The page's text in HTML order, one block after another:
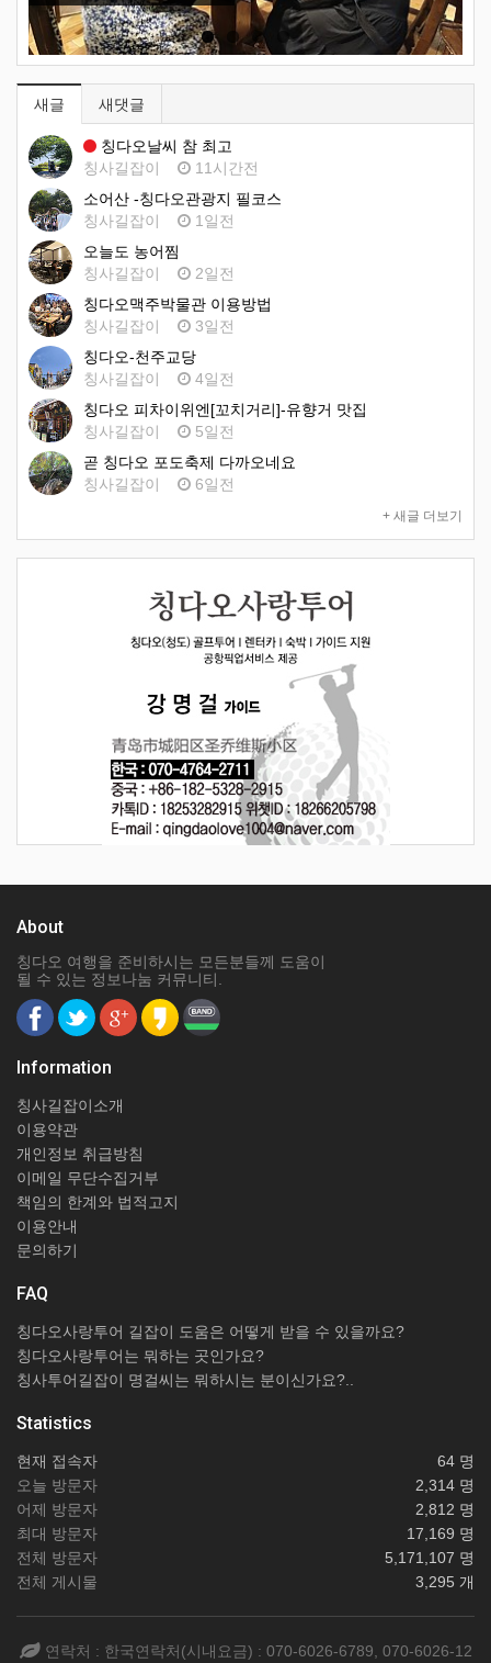
새글 새댓글
칭다오날씨 참 최고
칭사길잡이
11시간전
소어산 -칭다오관광지 필코스
칭사길잡이
1일전
오늘도 농어찜
칭사길잡이
2일전
칭다오맥주박물관 이용방법
칭사길잡이
3일전
칭다오-천주교당
칭사길잡이
4일전
칭다오 피차이위엔[꼬치거리]-유향거 맛집
칭사길잡이
5일전
곧 칭다오 포도축제 다까오네요
칭사길잡이
6일전
+ 새글 더보기
About
칭다오 여행을 준비하시는 모든분들께 도움이
될 수 있는 정보나눔 커뮤니티.
Information
칭사길잡이소개
이용약관
개인정보 취급방침
이메일 무단수집거부
책임의 한계와 법적고지
이용안내
문의하기
FAQ
칭다오사랑투어 길잡이 도움은 어떻게 받을 수 있을까요?
칭다오사랑투어는 뭐하는 곳인가요?
칭사투어길잡이 명걸씨는 뭐하시는 분이신가요?..
Statistics
현재 접속자
64 명
오늘 방문자
2,314 명
어제 방문자
2,812 명
최대 방문자
17,169 명
전체 방문자
5,171,107 명
전체 게시물
3,295 개
연락처 : 한국연락처(시내요금) : 070-6026-6789, 070-6026-12